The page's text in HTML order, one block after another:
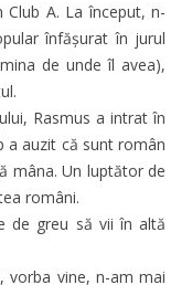
A. La început, n-
înfășurat în jurul
de unde îl avea),
Rasmus a intrat în
a auzit că sunt român
mâna. Un luptător de
români.
de greu să vii în altă
vorba vine, n-am mai